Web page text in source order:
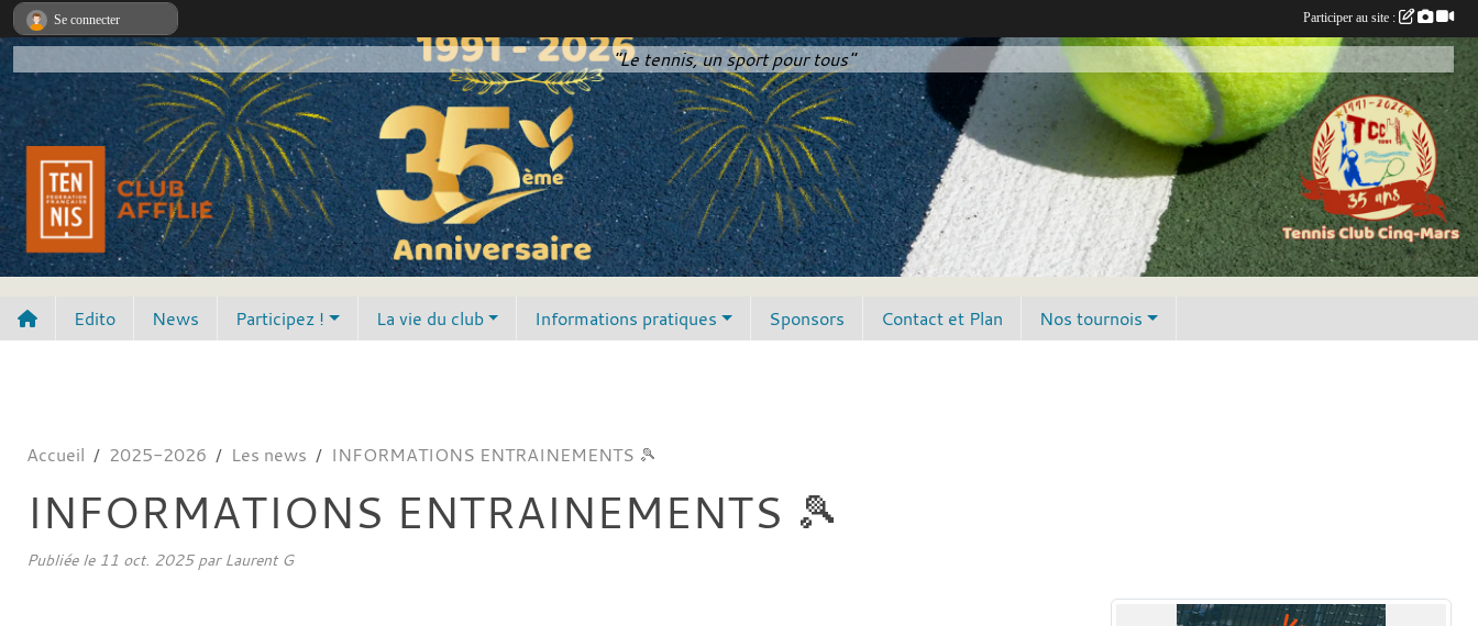
"Le tennis, un sport pour tous"
Edito News Participez ! La vie du club Informations pratiques Sponsors Contact et Plan Nos tournois
Accueil 2025-2026 Les news INFORMATIONS ENTRAINEMENTS 🎾
INFORMATIONS ENTRAINEMENTS 🎾
Publiée le 11 oct. 2025par Laurent G
Se connecter Participer au site :
Panneau de gestion des cookies